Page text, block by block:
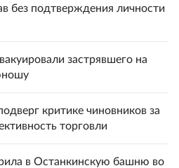
без подтверждения личности
застрявшего на
критике чиновников за
торговли
в Останкинскую башню во